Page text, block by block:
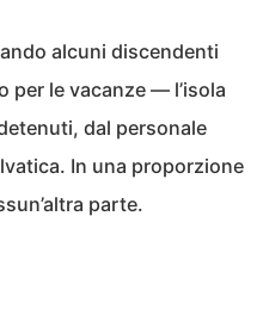
alcuni discendenti
per le vacanze — l’isola
dal personale
In una proporzione
parte.